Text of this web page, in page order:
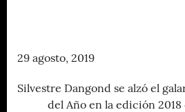
29 agosto, 2019
Silvestre Dangond se alzó el
del Año en la edición 2018